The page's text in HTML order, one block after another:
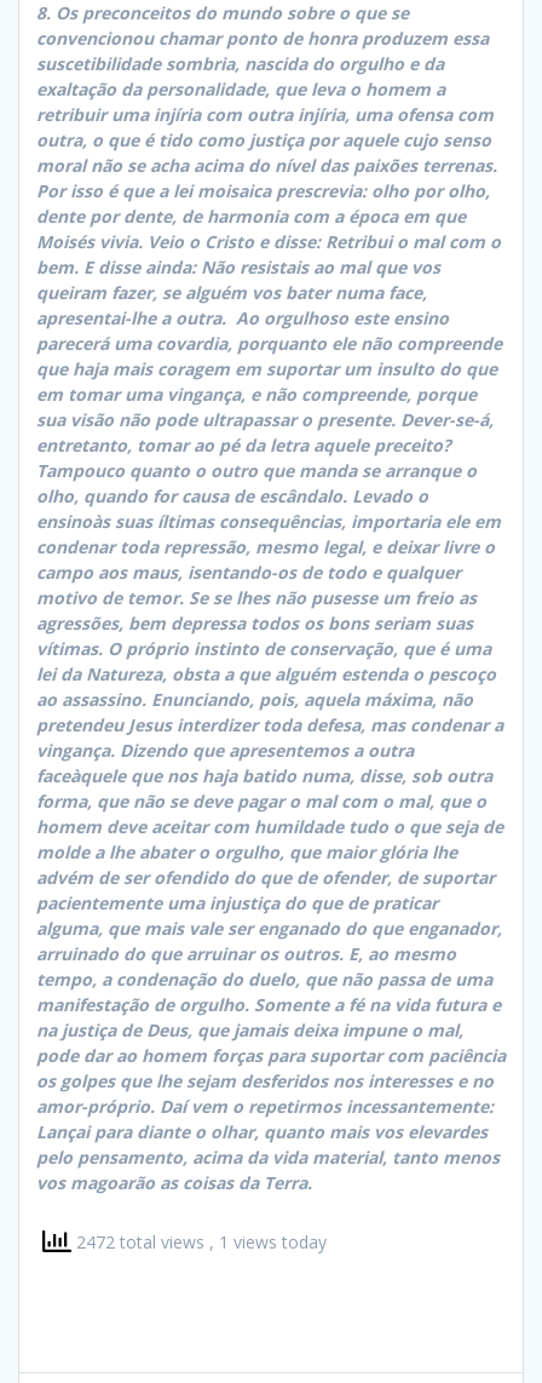
8. Os preconceitos do mundo sobre o que se
convencionou chamar ponto de honra produzem essa
suscetibilidade sombria, nascida do orgulho e da
exaltação da personalidade, que leva o homem a
retribuir uma injíria com outra injíria, uma ofensa com
outra, o que é tido como justiça por aquele cujo senso
moral não se acha acima do nível das paixões terrenas.
Por isso é que a lei moisaica prescrevia: olho por olho,
dente por dente, de harmonia com a época em que
Moisés vivia. Veio o Cristo e disse: Retribui o mal com o
bem. E disse ainda: Não resistais ao mal que vos
queiram fazer, se alguém vos bater numa face,
apresentai-lhe a outra.  Ao orgulhoso este ensino
parecerá uma covardia, porquanto ele não compreende
que haja mais coragem em suportar um insulto do que
em tomar uma vingança, e não compreende, porque
sua visão não pode ultrapassar o presente. Dever-se-á,
entretanto, tomar ao pé da letra aquele preceito?
Tampouco quanto o outro que manda se arranque o
olho, quando for causa de escândalo. Levado o
ensinoàs suas íltimas consequências, importaria ele em
condenar toda repressão, mesmo legal, e deixar livre o
campo aos maus, isentando-os de todo e qualquer
motivo de temor. Se se lhes não pusesse um freio as
agressões, bem depressa todos os bons seriam suas
vítimas. O próprio instinto de conservação, que é uma
lei da Natureza, obsta a que alguém estenda o pescoço
ao assassino. Enunciando, pois, aquela máxima, não
pretendeu Jesus interdizer toda defesa, mas condenar a
vingança. Dizendo que apresentemos a outra
faceàquele que nos haja batido numa, disse, sob outra
forma, que não se deve pagar o mal com o mal, que o
homem deve aceitar com humildade tudo o que seja de
molde a lhe abater o orgulho, que maior glória lhe
advém de ser ofendido do que de ofender, de suportar
pacientemente uma injustiça do que de praticar
alguma, que mais vale ser enganado do que enganador,
arruinado do que arruinar os outros. E, ao mesmo
tempo, a condenação do duelo, que não passa de uma
manifestação de orgulho. Somente a fé na vida futura e
na justiça de Deus, que jamais deixa impune o mal,
pode dar ao homem forças para suportar com paciência
os golpes que lhe sejam desferidos nos interesses e no
amor-próprio. Daí vem o repetirmos incessantemente:
Lançai para diante o olhar, quanto mais vos elevardes
pelo pensamento, acima da vida material, tanto menos
vos magoarão as coisas da Terra.
2472 total views , 1 views today